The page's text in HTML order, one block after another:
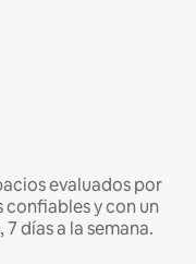
evaluados por
confiables y con un
días a la semana.